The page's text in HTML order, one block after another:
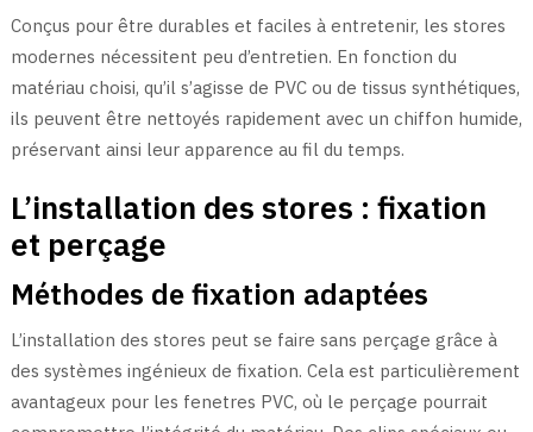
Conçus pour être durables et faciles à entretenir, les stores
modernes nécessitent peu d’entretien. En fonction du
matériau choisi, qu’il s’agisse de PVC ou de tissus synthétiques,
ils peuvent être nettoyés rapidement avec un chiffon humide,
préservant ainsi leur apparence au fil du temps.
L’installation des stores : fixation
et perçage
Méthodes de fixation adaptées
L’installation des stores peut se faire sans perçage grâce à
des systèmes ingénieux de fixation. Cela est particulièrement
avantageux pour les fenetres PVC, où le perçage pourrait